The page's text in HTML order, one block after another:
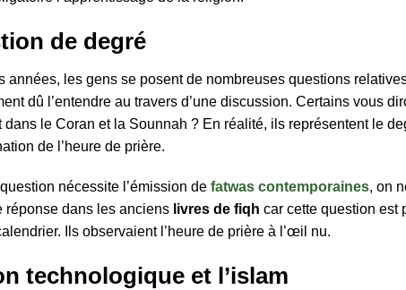
de degré
années, les gens se posent de nombreuses questions
dû l’entendre au travers d’une discussion. Certains vous
dans le Coran et la Sounnah ? En réalité, ils représentent le
de l’heure de prière.
nécessite l’émission de fatwas contemporaines, on
réponse dans les anciens livres de fiqh car cette question est
Ils observaient l’heure de prière à l’œil nu.
technologique et l’islam